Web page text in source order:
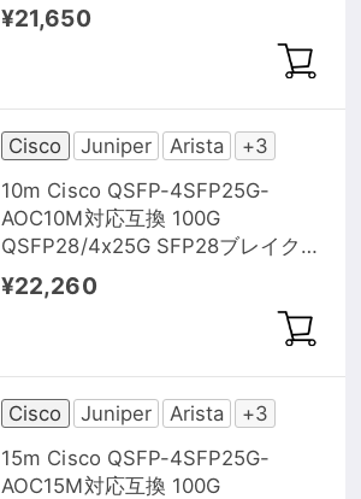
ウトアクティブオプティカルケー
ブル（AOC）
¥21,650
Cisco Juniper Arista
+3
10m Cisco QSFP-4SFP25G-
AOC10M対応互換 100G
QSFP28/4x25G SFP28ブレイクア
ウトアクティブオプティカルケー
ブル（AOC）
¥22,260
Cisco Juniper Arista
+3
15m Cisco QSFP-4SFP25G-
AOC15M対応互換 100G